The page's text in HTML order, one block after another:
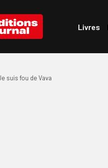
du Journal
Livres
suis fou de Vava